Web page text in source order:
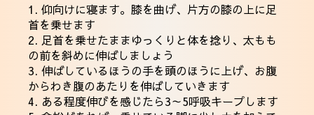
1. 仰向けに寝ます。膝を曲げ、片方の膝の上に足
首を乗せます
2. 足首を乗せたままゆっくりと体を捻り、太もも
の前を斜めに伸ばしましょう
3. 伸ばしているほうの手を頭のほうに上げ、お腹
からわき腹のあたりを伸ばしていきます
4. ある程度伸びを感じたら3～5呼吸キープします